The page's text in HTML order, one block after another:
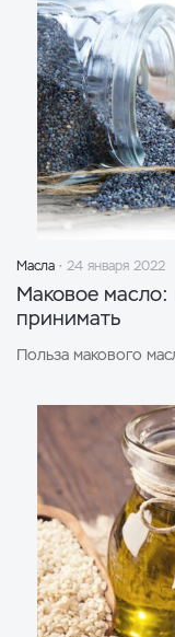
Масла 24 января 2022
Маковое масло:
принимать
Польза макового